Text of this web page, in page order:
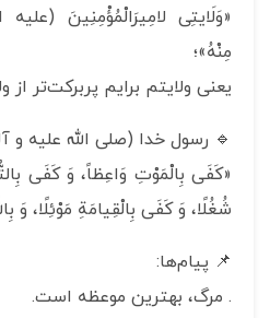
«وَلَایتِی لامِیرَالْمُؤْمِنِینَ
مِنْهُ»؛
یعنی ولایتم برایم پربركت‌تر
🔹 رسول خدا (صلی الله علیه و
«كَفَى‏ بِالْمَوْتِ‏ وَاعِظاً، وَ كَفَى‏
شُغُلًا، وَ كَفَى بِالْقِیامَةِ مَوْئِلًا، وَ
📌 پیام‌ها:
. مرگ، بهترین موعظه است.